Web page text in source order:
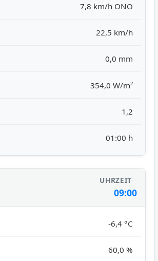
7,8 km/h ONO
22,5 km/h
0,0 mm
354,0 W/m²
1,2
01:00 h
09:00
-6,4 °C
60,0 %